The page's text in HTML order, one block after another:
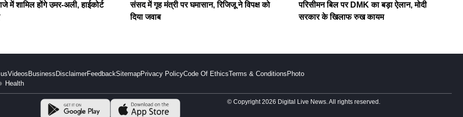
में शामिल होंगे उमर-अली, हाईकोर्ट
संसद में गृह मंत्री पर घमासान, रिजिजू ने विपक्ष को
दिया जवाब
परिसीमन बिल पर DMK का बड़ा ऐलान, मोदी
सरकार के खिलाफ रुख कायम
Videos Business DisclaimerFeedbackSitemapPrivacy PolicyCode Of EthicsTerms & Conditions Photo
Health
© Copyright 2026 Digital Live News. All rights reserved.